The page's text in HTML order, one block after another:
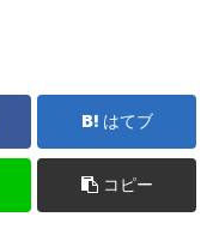
はてブ
コピー